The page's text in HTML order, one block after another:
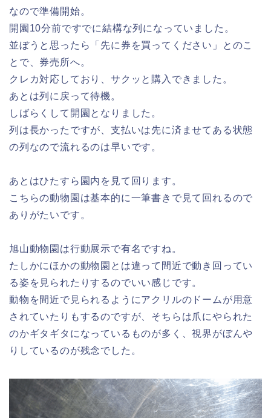
なので準備開始。
開園10分前ですでに結構な列になっていました。
並ぼうと思ったら「先に券を買ってください」とのこ
とで、券売所へ。
クレカ対応しており、サクッと購入できました。
あとは列に戻って待機。
しばらくして開園となりました。
列は長かったですが、支払いは先に済ませてある状態
の列なので流れるのは早いです。
あとはひたすら園内を見て回ります。
こちらの動物園は基本的に一筆書きで見て回れるので
ありがたいです。
旭山動物園は行動展示で有名ですね。
たしかにほかの動物園とは違って間近で動き回ってい
る姿を見られたりするのでいい感じです。
動物を間近で見られるようにアクリルのドームが用意
されていたりもするのですが、そちらは爪にやられた
のかギタギタになっているものが多く、視界がぼんや
りしているのが残念でした。